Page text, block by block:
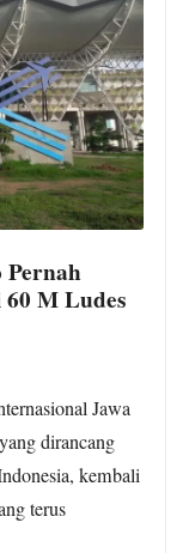
M Ludes
Jawa
dirancang
kembali
terus